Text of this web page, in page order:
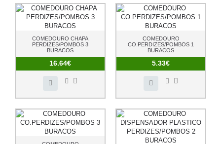
COMEDOURO CHAPA
PERDIZES/POMBOS 3
BURACOS
16.64€
COMEDOURO
CO.PERDIZES/POMBOS 1
BURACOS
5.33€